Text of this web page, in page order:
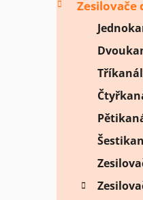
í
Zesilovače